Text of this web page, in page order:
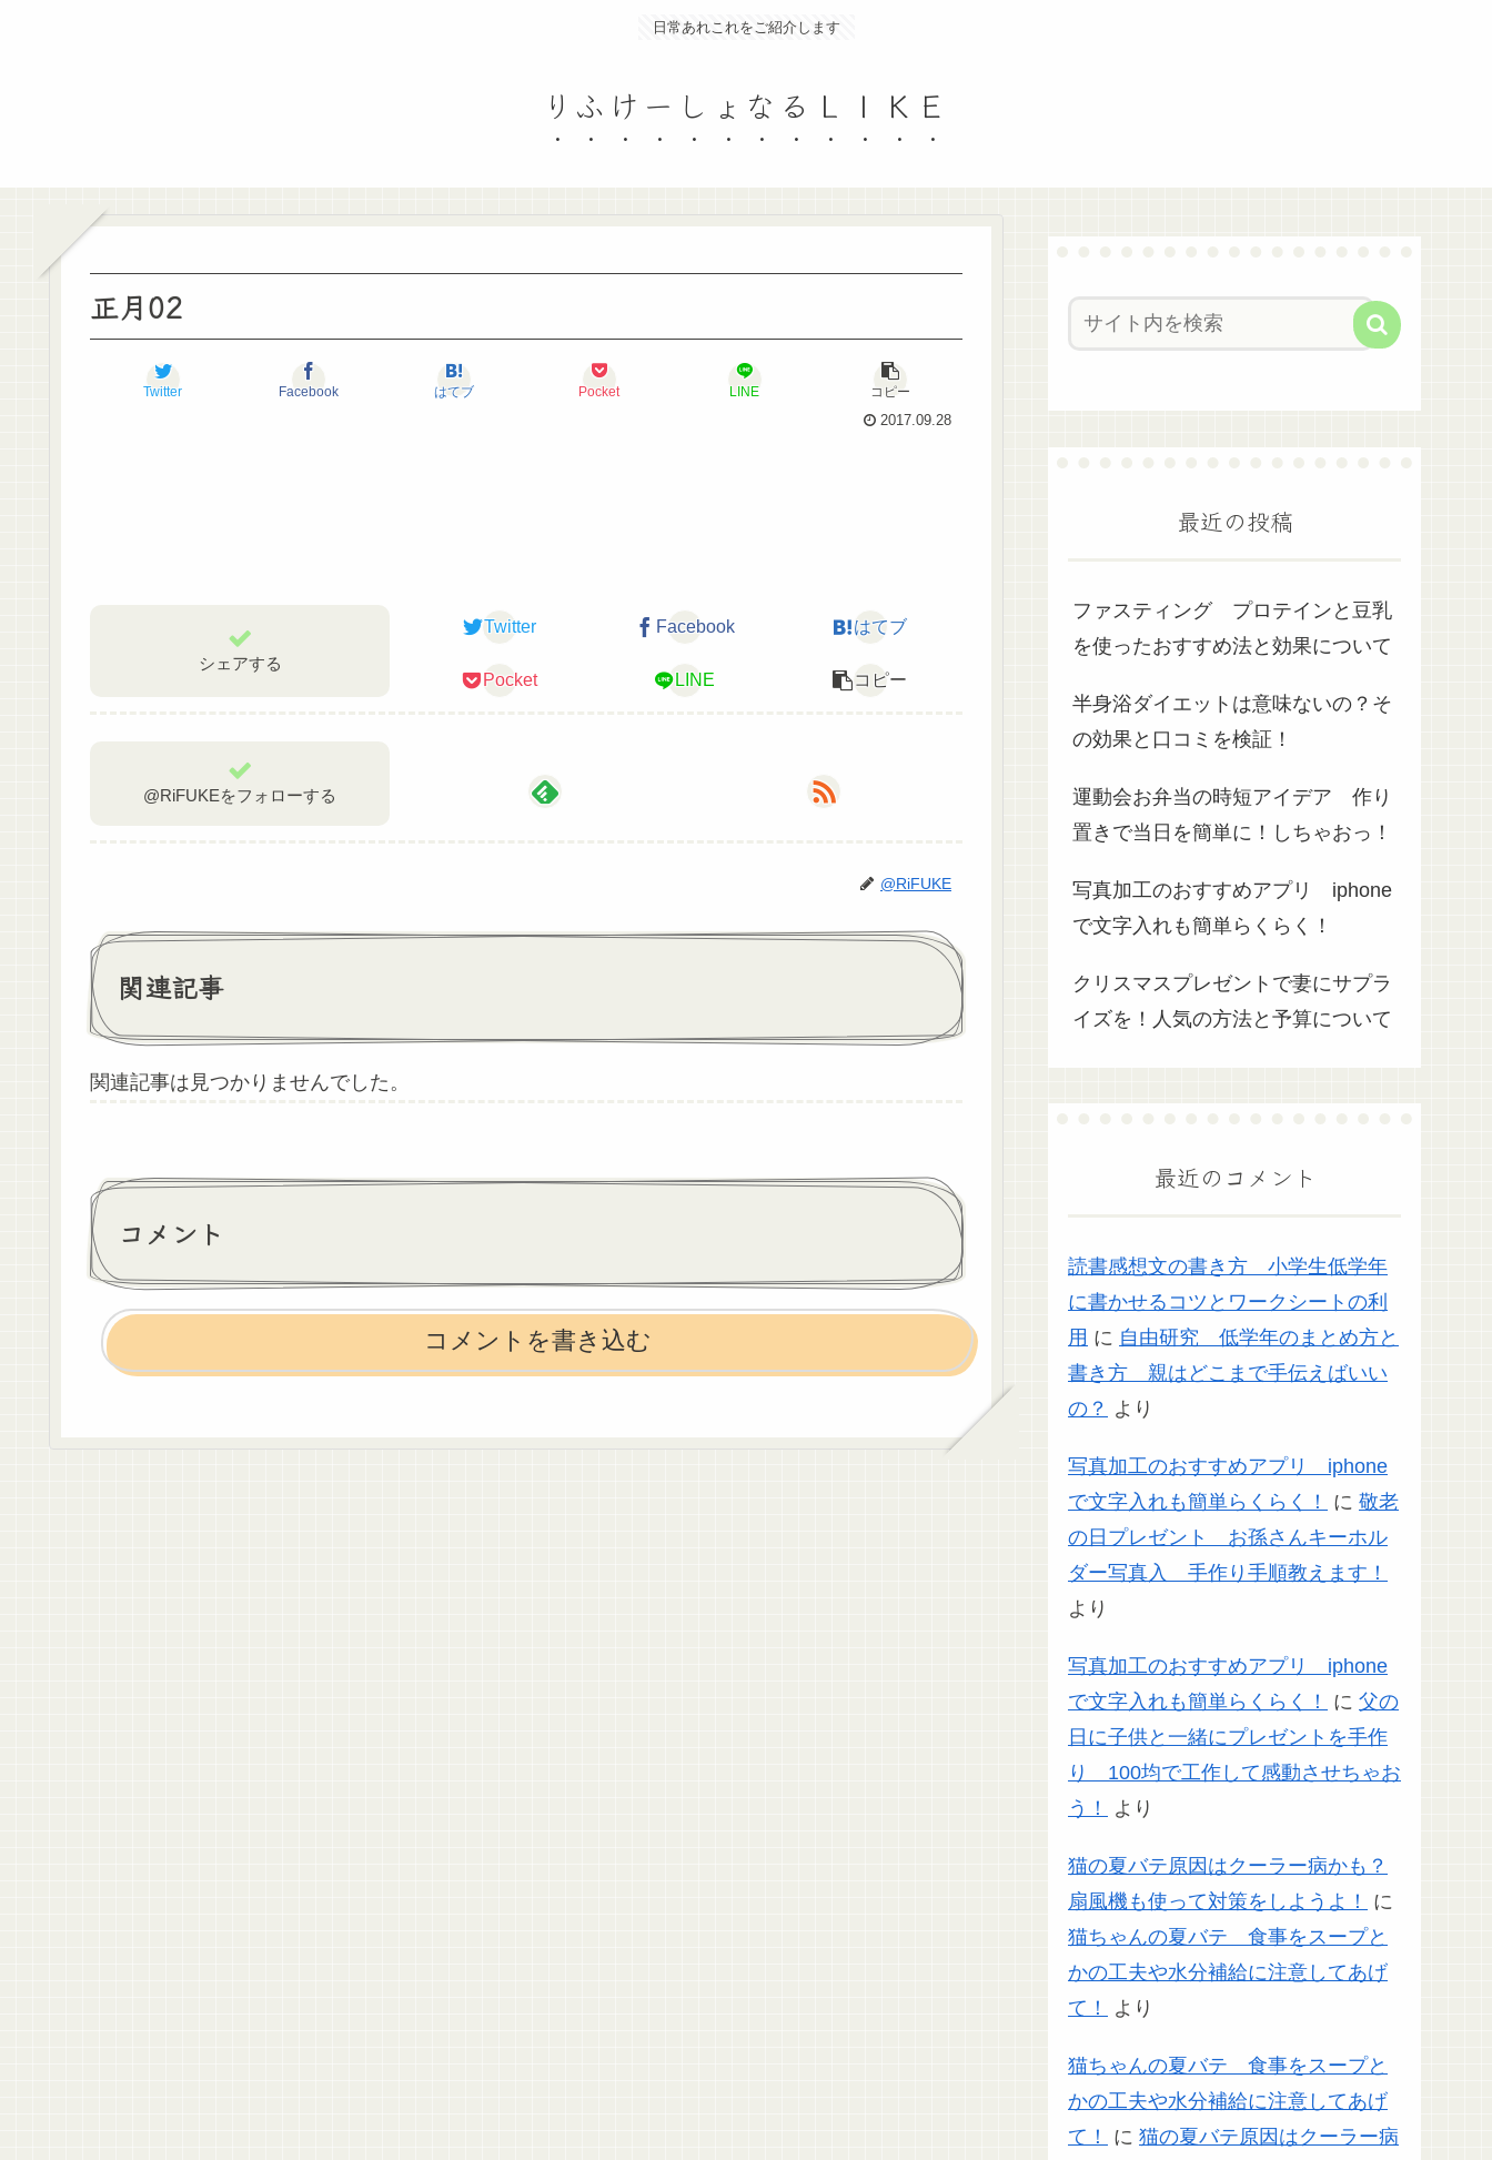
日常あれこれをご紹介します
りふけーしょなるＬＩＫＥ
正月02
Twitter Facebook はてブ Pocket LINE
コピー
2017.09.28
シェアする
Twitter Facebook はてブ
Pocket LINE コピー
@RiFUKEをフォローする
@RiFUKE
関連記事
関連記事は見つかりませんでした。
コメント
コメントを書き込む
最近の投稿
ファスティング プロテインと豆乳
を使ったおすすめ法と効果について
半身浴ダイエットは意味ないの？そ
の効果と口コミを検証！
運動会お弁当の時短アイデア 作り
置きで当日を簡単に！しちゃおっ！
写真加工のおすすめアプリ iphone
で文字入れも簡単らくらく！
クリスマスプレゼントで妻にサプラ
イズを！人気の方法と予算について
最近のコメント
読書感想文の書き方 小学生低学年
に書かせるコツとワークシートの利
用 に 自由研究 低学年のまとめ方と
書き方 親はどこまで手伝えばいい
の？ より
写真加工のおすすめアプリ iphone
で文字入れも簡単らくらく！
に 敬老
の日プレゼント お孫さんキーホル
ダー写真入 手作り手順教えます！
より
写真加工のおすすめアプリ iphone
で文字入れも簡単らくらく！
に 父の
日に子供と一緒にプレゼントを手作
り 100均で工作して感動させちゃお
う！
より
猫の夏バテ原因はクーラー病かも？
扇風機も使って対策をしようよ！
に
猫ちゃんの夏バテ 食事をスープと
かの工夫や水分補給に注意してあげ
て！
より
猫ちゃんの夏バテ 食事をスープと
かの工夫や水分補給に注意してあげ
て！
に 猫の夏バテ原因はクーラー病